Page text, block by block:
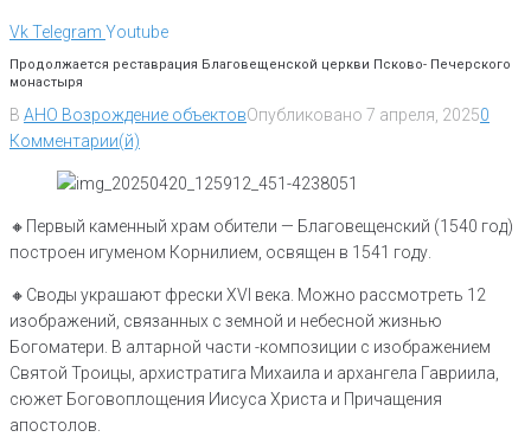
VkTelegram Youtube
Продолжается реставрация Благовещенской церкви Псково- Печерского
монастыря
В АНО Возрождение объектовОпубликовано 7 апреля, 20250
Комментарии(й)
🔸Первый каменный храм обители — Благовещенский (1540 год)
построен игуменом Корнилием, освящен в 1541 году.
🔸Своды украшают фрески XVI века. Можно рассмотреть 12
изображений, связанных с земной и небесной жизнью
Богоматери. В алтарной части -композиции с изображением
Святой Троицы, архистратига Михаила и архангела Гавриила,
сюжет Боговоплощения Иисуса Христа и Причащения
апостолов.